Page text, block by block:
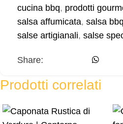
cucina bbq, prodotti
salsa affumicata, salsa bbq
salse artigianali, salse
Share:
Prodotti correlati